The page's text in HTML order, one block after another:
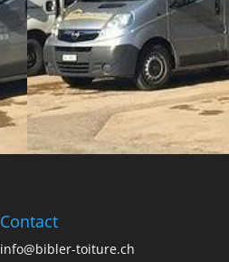
Contact
info@bibler-toiture.ch